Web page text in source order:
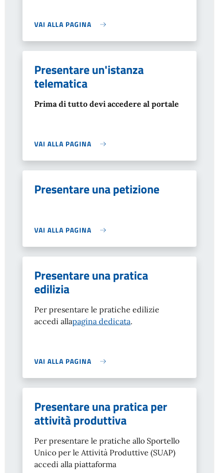
VAI ALLA PAGINA
Presentare un'istanza
telematica
Prima di tutto devi accedere al portale
VAI ALLA PAGINA
Presentare una petizione
VAI ALLA PAGINA
Presentare una pratica
edilizia
Per presentare le pratiche edilizie
accedi allapagina dedicata.
VAI ALLA PAGINA
Presentare una pratica per
attività produttiva
Per presentare le pratiche allo Sportello
Unico per le Attività Produttive (SUAP)
accedi alla piattaforma